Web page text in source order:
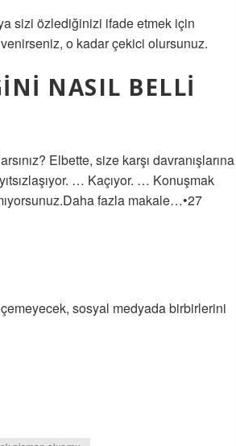
sizi özlediğinizi ifade etmek için
o kadar çekici olursunuz.
NASIL BELLI
Elbette, size karşı davranışlarına
… Kaçıyor. … Konuşmak
fazla makale…•27
sosyal medyada birbirlerini